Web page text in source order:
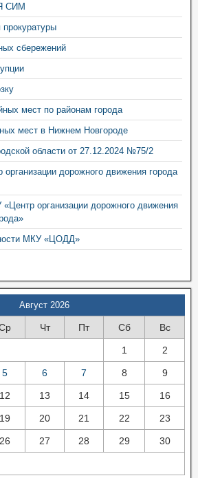
СИМ
сбережений
мест по районам города
мест в Нижнем Новгороде
области от 27.12.2024 №75/2
дорожного движения города
организации дорожного движения
МКУ «ЦОДД»
Август 2026
Чт Пт Сб Вс
1 2
5 6 7 8 9
12 13 14 15 16
19 20 21 22 23
26 27 28 29 30